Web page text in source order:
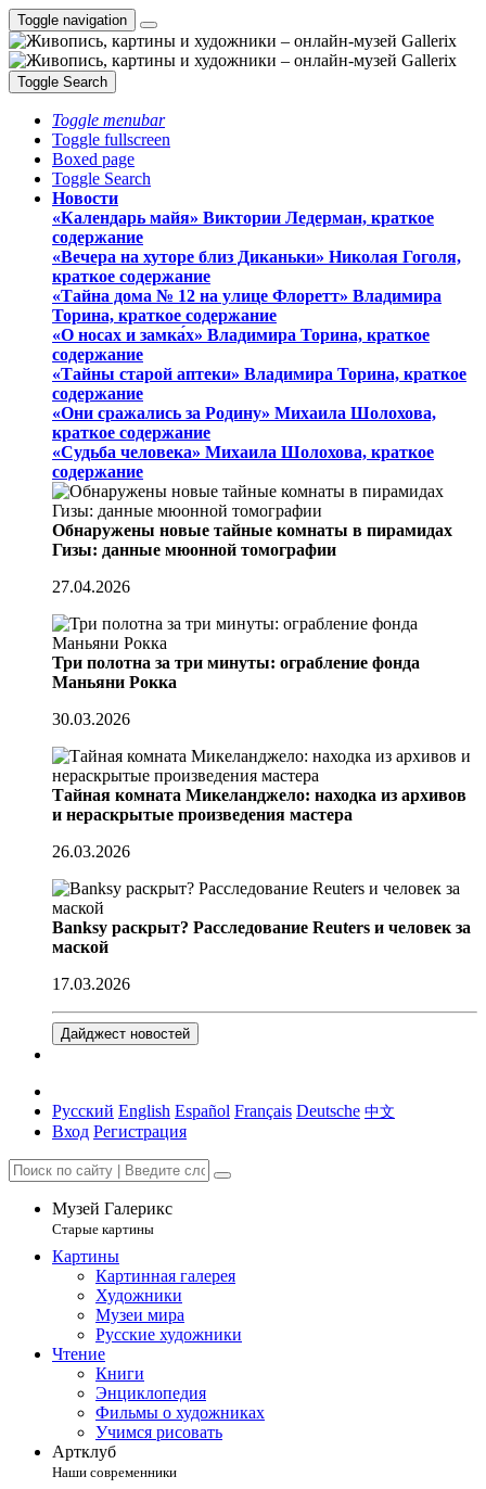
Toggle navigation
Toggle Search
Toggle menubar
Toggle fullscreen
Boxed page
Toggle Search
Новости
«Календарь майя» Виктории Ледерман, краткое
содержание
«Вечера на хуторе близ Диканьки» Николая Гоголя,
краткое содержание
«Тайна дома № 12 на улице Флоретт» Владимира
Торина, краткое содержание
«О носах и замка́х» Владимира Торина, краткое
содержание
«Тайны старой аптеки» Владимира Торина, краткое
содержание
«Они сражались за Родину» Михаила Шолохова,
краткое содержание
«Судьба человека» Михаила Шолохова, краткое
содержание
Обнаружены новые тайные комнаты в пирамидах
Гизы: данные мюонной томографии
27.04.2026
Три полотна за три минуты: ограбление фонда
Маньяни Рокка
30.03.2026
Тайная комната Микеланджело: находка из архивов
и нераскрытые произведения мастера
26.03.2026
Banksy раскрыт? Расследование Reuters и человек за
маской
17.03.2026
Дайджест новостей
Русский English Español Français Deutsche 中文
Вход Регистрация
Музей Галерикс
Старые картины
Картины
Картинная галерея
Художники
Музеи мира
Русские художники
Чтение
Книги
Энциклопедия
Фильмы о художниках
Учимся рисовать
Артклуб
Наши современники